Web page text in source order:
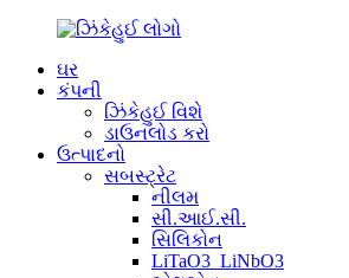
ઘર
કંપની
ઝિંકેહુઈ વિશે
ડાઉનલોડ કરો
ઉત્પાદનો
સબસ્ટ્રેટ
નીલમ
સી.આઈ.સી.
સિલિકોન
LiTaO3_LiNbO3